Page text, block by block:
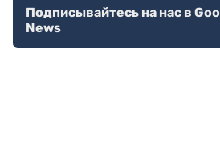
Подписывайтесь на нас в
News